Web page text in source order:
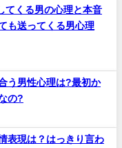
てくる男の心理と本音
も送ってくる男心理
う男性心理は?最初か
の?
表現は？はっきり言わ